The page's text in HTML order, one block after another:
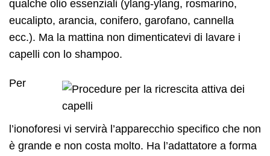
qualche olio essenziali (ylang-ylang, rosmarino,
eucalipto, arancia, conifero, garofano, cannella
ecc.). Ma la mattina non dimenticatevi di lavare i
capelli con lo shampoo.
Per
l’ionoforesi vi servirà l’apparecchio specifico che non
è grande e non costa molto. Ha l’adattatore a forma